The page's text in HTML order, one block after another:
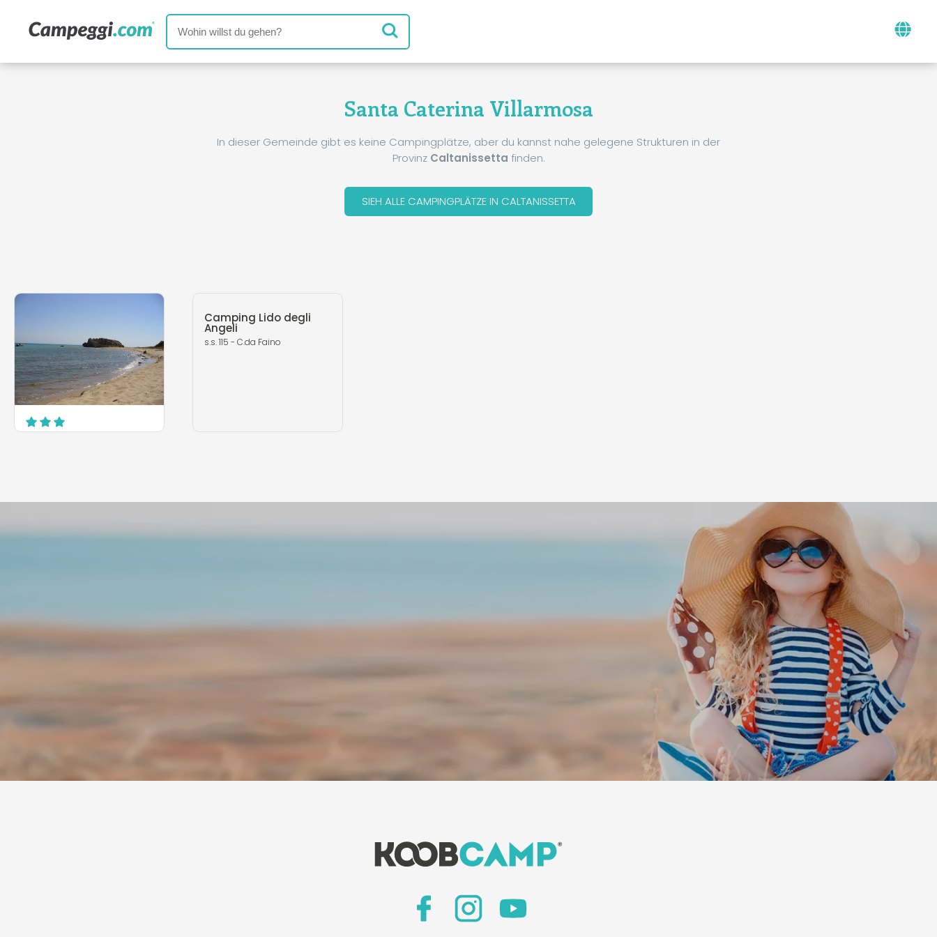
Santa Caterina Villarmosa
In dieser Gemeinde gibt es keine Campingplätze, aber du kannst nahe gelegene Strukturen in der
Provinz Caltanissetta finden.
SIEH ALLE CAMPINGPLÄTZE IN CALTANISSETTA
MEHR ERFAHREN
Camping Lido degli
Angeli
s.s. 115 - C.da Faino